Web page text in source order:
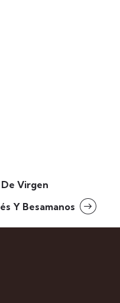
De Virgen
Y Besamanos